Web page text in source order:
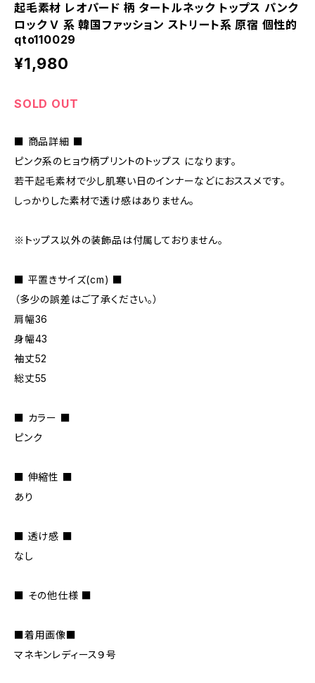
起毛素材 レオパード 柄 タートルネック トップス パンク
ロック Ｖ 系 韓国ファッション ストリート系 原宿 個性的
qto110029
¥1,980
SOLD OUT
■ 商品詳細 ■
ピンク系のヒョウ柄プリントのトップス になります。
若干起毛素材で少し肌寒い日のインナーなどにおススメです。
しっかりした素材で透け感はありません。
※トップス以外の装飾品は付属しておりません。
■ 平置きサイズ(cm) ■
（多少の誤差はご了承ください。）
肩幅36
身幅43
袖丈52
総丈55
■ カラー ■
ピンク
■ 伸縮性 ■
あり
■ 透け感 ■
なし
■ その他仕様 ■
■着用画像■
マネキンレディース９号